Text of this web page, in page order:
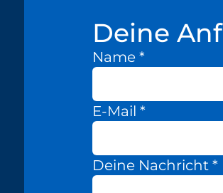
Deine
Name *
E-Mail *
Deine Nachricht *